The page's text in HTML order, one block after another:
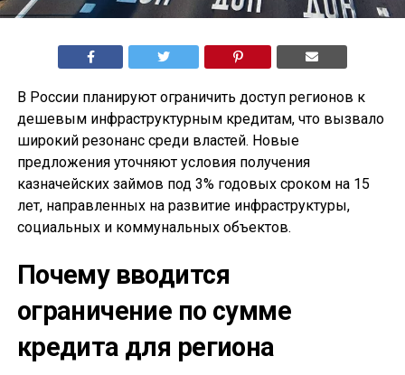
В России планируют ограничить доступ регионов к
дешевым инфраструктурным кредитам, что вызвало
широкий резонанс среди властей. Новые
предложения уточняют условия получения
казначейских займов под 3% годовых сроком на 15
лет, направленных на развитие инфраструктуры,
социальных и коммунальных объектов.
Почему вводится
ограничение по сумме
кредита для региона